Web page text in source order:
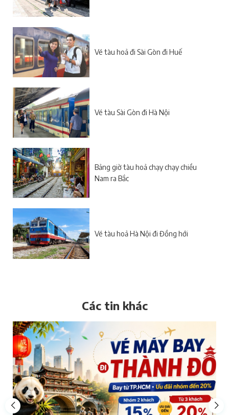
Vé tàu hoả đi Sài Gòn đi Huế
Vé tàu Sài Gòn đi Hà Nội
Bảng giờ tàu hoả chạy chạy chiều
Nam ra Bắc
Vé tàu hoả Hà Nội đi Đồng hới
Các tin khác